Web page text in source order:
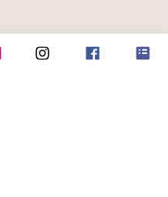
FOLGE UNS